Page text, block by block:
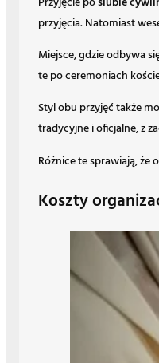
przyjęcia. Natomiast
Miejsce, gdzie odbywa
te po ceremoniach
Styl obu przyjęć także
tradycyjne i oficjalne, z
Różnice te sprawiają,
Koszty